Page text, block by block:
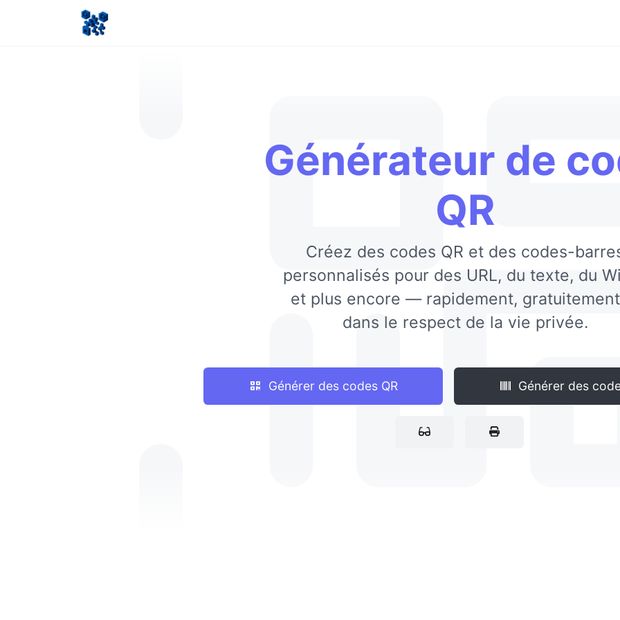
Générateur de
QR
Créez des codes QR et des codes-
personnalisés pour des URL, du texte, du
et plus encore — rapidement,
dans le respect de la vie privée.
Générer des codes QR Générer des